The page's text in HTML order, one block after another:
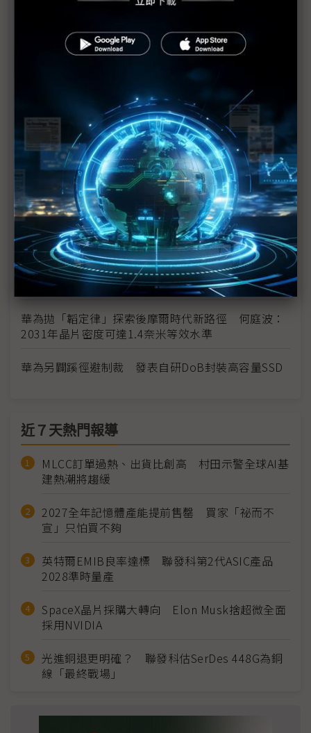
北京大學推晶片3D設計EDA工具 華為韜定律恰巧迎
韜定律凸顯先進封裝戰略地位 中國封測產業迎升級
華為拋出「韜定律」 欲從技術追趕者進化成定義者
以3D IC堆疊技術突圍 華為麒麟9050傳效能挑戰蘋
果A18 Pro
AI資料跨入YB時代 華為白皮書鎖定DoB封裝、AI
SSD自主儲存
科技1分鐘：「韜（τ）定律」——華為以時間挑戰摩
爾定律
華為拋「韜定律」探索後摩爾時代新路徑 何庭波：
2031年晶片密度可達1.4奈米等效水準
華為另闢蹊徑避制裁 發表自研DoB封裝高容量SSD
近７天熱門報導
MLCC訂單過熱、出貨比創高 村田示警全球AI基
建熱潮將趨緩
2027全年記憶體產能提前售罄 買家「祕而不
宣」只怕買不夠
英特爾EMIB良率達標 聯發科第2代ASIC產品
2028準時量產
SpaceX晶片採購大轉向 Elon Musk捨超微全面
採用NVIDIA
光進銅退更明確？ 聯發科估SerDes 448G為銅
線「最終戰場」